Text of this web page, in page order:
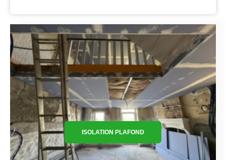
ISOLATION PLAFOND